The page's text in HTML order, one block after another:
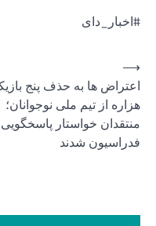
#اخبار_دای
اعتراض ها به حذف پنج
هزاره از تیم ملی نوجوانان؛
منتقدان خواستار پاسخگویی
فدراسیون شدند
⟶